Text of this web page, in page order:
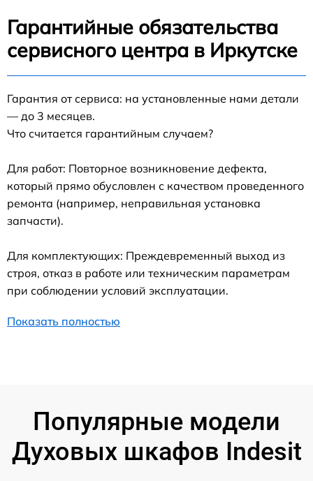
Гарантийные обязательства
сервисного центра в Иркутске
Гарантия от сервиса: на установленные нами детали
— до 3 месяцев.
Что считается гарантийным случаем?
Для работ: Повторное возникновение дефекта,
который прямо обусловлен с качеством проведенного
ремонта (например, неправильная установка
запчасти).
Для комплектующих: Преждевременный выход из
строя, отказ в работе или техническим параметрам
при соблюдении условий эксплуатации.
Показать полностью
Популярные модели
Духовых шкафов Indesit